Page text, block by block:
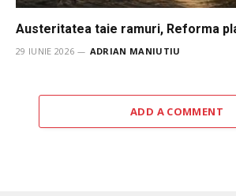
Austeritatea taie ramuri, Reforma
29 IUNIE 2026 ADRIAN MANIUTIU
ADD A COMMENT